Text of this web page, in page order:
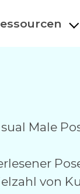
Male
von